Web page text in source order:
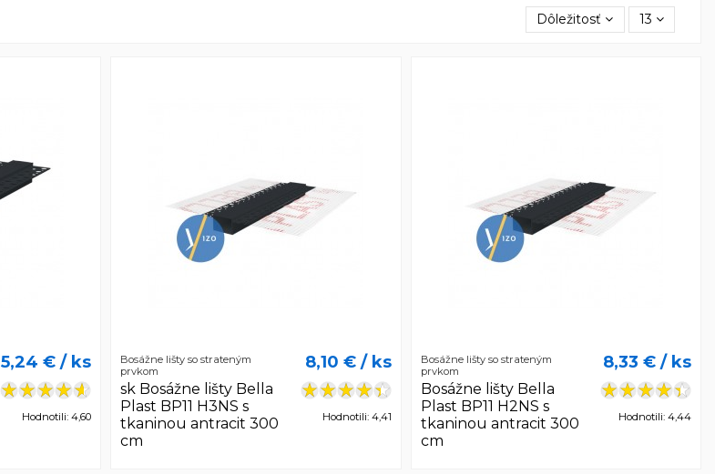
Dôležitosť 13
5,24 € / ks
Hodnotili: 4,60
Bosážne lišty so strateným
prvkom
sk Bosážne lišty Bella
Plast BP11 H3NS s
tkaninou antracit 300
cm
8,10 €/ ks
Hodnotili: 4,41
Bosážne lišty so strateným
prvkom
Bosážne lišty Bella
Plast BP11 H2NS s
tkaninou antracit 300
cm
8,33 €/ ks
Hodnotili: 4,44